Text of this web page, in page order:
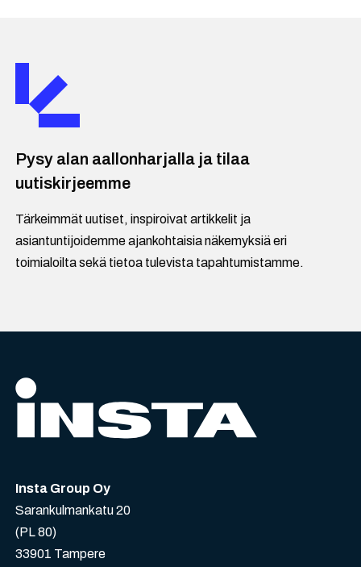
Pysy alan aallonharjalla ja tilaa
uutiskirjeemme
Tärkeimmät uutiset, inspiroivat artikkelit ja
asiantuntijoidemme ajankohtaisia näkemyksiä eri
toimialoilta sekä tietoa tulevista tapahtumistamme.
Insta Group Oy
Sarankulmankatu 20
(PL 80)
33901 Tampere